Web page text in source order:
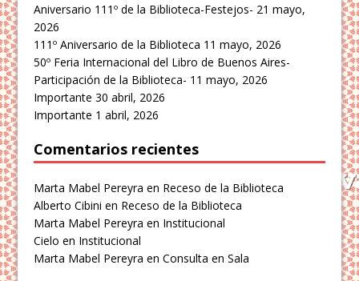
Aniversario 111º de la Biblioteca-Festejos- 21 mayo,
2026
111º Aniversario de la Biblioteca 11 mayo, 2026
50º Feria Internacional del Libro de Buenos Aires-
Participación de la Biblioteca- 11 mayo, 2026
Importante 30 abril, 2026
Importante 1 abril, 2026
Comentarios recientes
Marta Mabel Pereyra en Receso de la Biblioteca
Alberto Cibini en Receso de la Biblioteca
Marta Mabel Pereyra en Institucional
Cielo en Institucional
Marta Mabel Pereyra enConsulta en Sala